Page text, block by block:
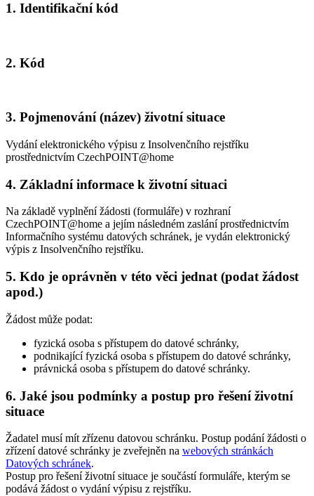
1. Identifikační kód
2. Kód
3. Pojmenování (název) životní situace
Vydání elektronického výpisu z Insolvenčního rejstříku
prostřednictvím CzechPOINT@home
4. Základní informace k životní situaci
Na základě vyplnění žádosti (formuláře) v rozhraní
CzechPOINT@home a jejím následném zaslání prostřednictvím
Informačního systému datových schránek, je vydán elektronický
výpis z Insolvenčního rejstříku.
5. Kdo je oprávněn v této věci jednat (podat žádost
apod.)
Žádost může podat:
fyzická osoba s přístupem do datové schránky,
podnikající fyzická osoba s přístupem do datové schránky,
právnická osoba s přístupem do datové schránky.
6. Jaké jsou podmínky a postup pro řešení životní
situace
Žadatel musí mít zřízenu datovou schránku. Postup podání žádosti o
zřízení datové schránky je zveřejněn na webových stránkách
Datových schránek.
Postup pro řešení životní situace je součástí formuláře, kterým se
podává žádost o vydání výpisu z rejstříku.